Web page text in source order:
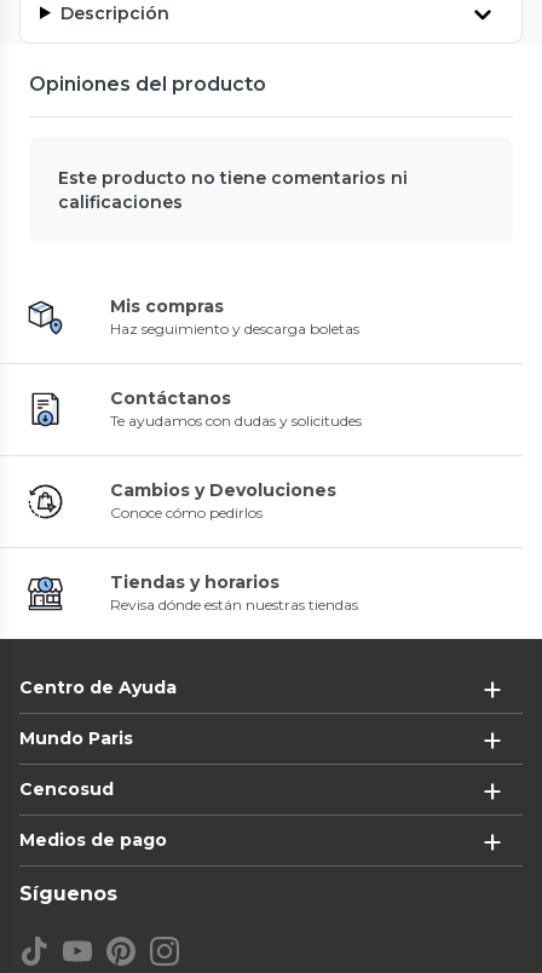
Descripción
Opiniones del producto
Este producto no tiene comentarios ni
calificaciones
Mis compras
Haz seguimiento y descarga boletas
Contáctanos
Te ayudamos con dudas y solicitudes
Cambios y Devoluciones
Conoce cómo pedirlos
Tiendas y horarios
Revisa dónde están nuestras tiendas
Centro de Ayuda
Mundo Paris
Cencosud
Medios de pago
Síguenos